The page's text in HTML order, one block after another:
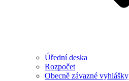
Úřední deska
Rozpočet
Obecně závazné vyhlášky